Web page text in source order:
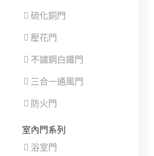
硫化銅門
壓花門
不鏽鋼白鐵門
三合一通風門
防火門
室內門系列
浴室門